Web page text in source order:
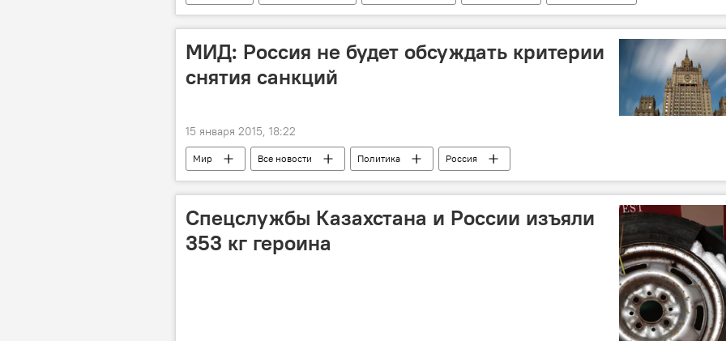
Нигина Амонкулова
МИД: Россия не будет обсуждать критерии
снятия санкций
15 января 2015, 18:22
Мир Все новости Политика Россия
Спецслужбы Казахстана и России изъяли
353 кг героина